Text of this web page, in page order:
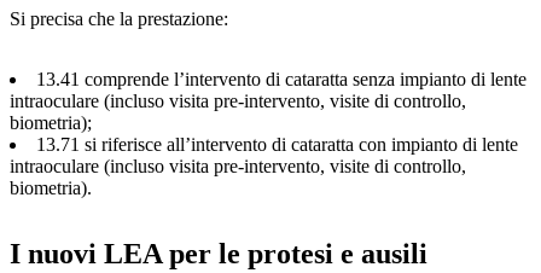
Si precisa che la prestazione:
13.41 comprende l’intervento di cataratta senza impianto di lente
intraoculare (incluso visita pre-intervento, visite di controllo,
biometria);
13.71 si riferisce all’intervento di cataratta con impianto di lente
intraoculare (incluso visita pre-intervento, visite di controllo,
biometria).
I nuovi LEA per le protesi e ausili